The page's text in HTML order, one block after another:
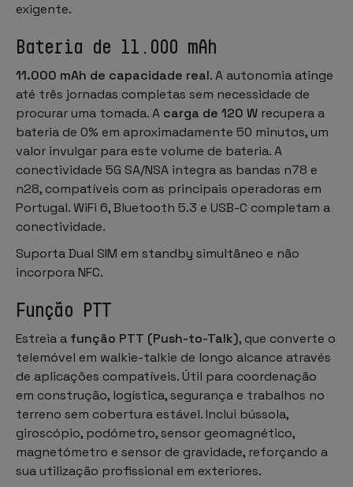
exigente.
Bateria de 11.000 mAh
11.000 mAh de capacidade real. A autonomia atinge
até três jornadas completas sem necessidade de
procurar uma tomada. A carga de 120 W recupera a
bateria de 0% em aproximadamente 50 minutos, um
valor invulgar para este volume de bateria. A
conectividade 5G SA/NSA integra as bandas n78 e
n28, compatíveis com as principais operadoras em
Portugal. WiFi 6, Bluetooth 5.3 e USB-C completam a
conectividade.
Suporta Dual SIM em standby simultâneo e não
incorpora NFC.
Função PTT
Estreia a função PTT (Push-to-Talk), que converte o
telemóvel em walkie-talkie de longo alcance através
de aplicações compatíveis. Útil para coordenação
em construção, logística, segurança e trabalhos no
terreno sem cobertura estável. Inclui bússola,
giroscópio, podómetro, sensor geomagnético,
magnetómetro e sensor de gravidade, reforçando a
sua utilização profissional em exteriores.